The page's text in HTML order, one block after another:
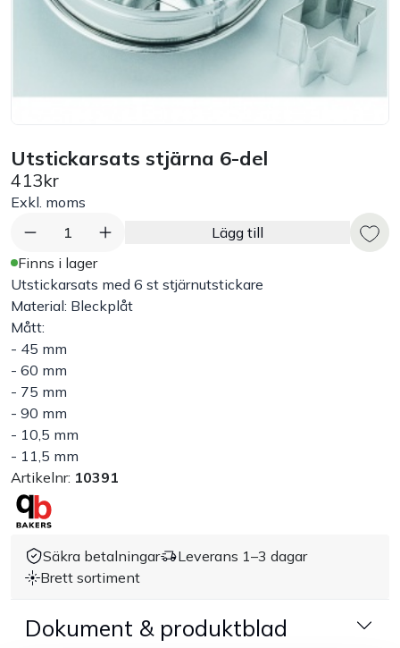
Bord
Exponering & servering
Städutrustning
Arbetskläder
Plåtbyte
Handla efter bransch
Varumärken
Om Bakers
Kundtjänst
Utstickarsats stjärna 6-del
413kr
Exkl. moms
1
Lägg till
Finns i lager
Utstickarsats med 6 st stjärnutstickare
Material: Bleckplåt
Mått:
- 45 mm
- 60 mm
- 75 mm
- 90 mm
- 10,5 mm
- 11,5 mm
Artikelnr: 10391
Säkra betalningar
Leverans 1–3 dagar
Brett sortiment
Dokument & produktblad